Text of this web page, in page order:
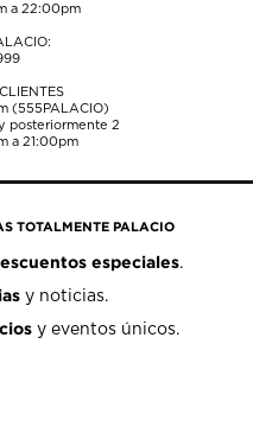
a 22:00pm
(555PALACIO)
posteriormente 2
a 21:00pm
TOTALMENTE PALACIO
especiales.
y noticias.
y eventos únicos.